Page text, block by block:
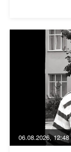
06.08.2026, 12:48